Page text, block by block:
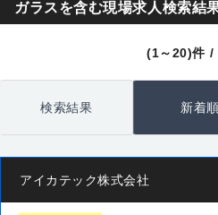
ガラスを含む現場求人検索結
(1～20)件 /
検索結果 新着順
アイカテック株式会社